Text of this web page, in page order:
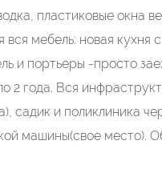
пластиковые окна
вся мебель: новая
и портьеры -просто
2 года. Вся
садик и поликлиника
машины(свое место).